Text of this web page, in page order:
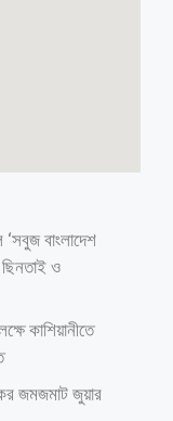
বাংলাদেশ
ছিনতাই ও
কাশিয়ানীতে
জমজমাট জুয়ার